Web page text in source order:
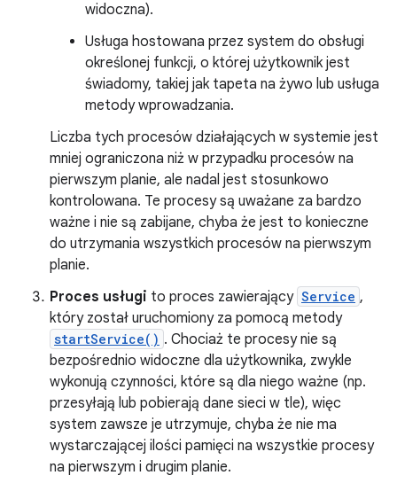
widoczna).
Usługa hostowana przez system do obsługi
określonej funkcji, o której użytkownik jest
świadomy, takiej jak tapeta na żywo lub usługa
metody wprowadzania.
Liczba tych procesów działających w systemie jest
mniej ograniczona niż w przypadku procesów na
pierwszym planie, ale nadal jest stosunkowo
kontrolowana. Te procesy są uważane za bardzo
ważne i nie są zabijane, chyba że jest to konieczne
do utrzymania wszystkich procesów na pierwszym
planie.
Proces usługi to proces zawierający Service ,
który został uruchomiony za pomocą metody
startService() . Chociaż te procesy nie są
bezpośrednio widoczne dla użytkownika, zwykle
wykonują czynności, które są dla niego ważne (np.
przesyłają lub pobierają dane sieci w tle), więc
system zawsze je utrzymuje, chyba że nie ma
wystarczającej ilości pamięci na wszystkie procesy
na pierwszym i drugim planie.